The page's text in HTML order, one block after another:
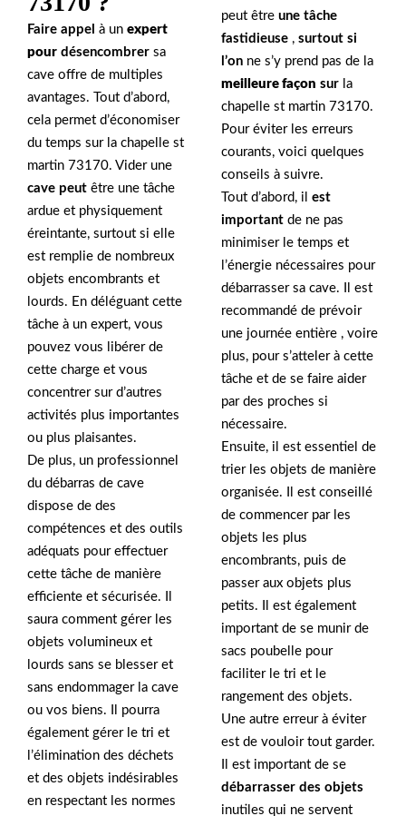
Faire appel à un expert
pour désencombrer sa
cave offre de multiples
avantages. Tout d’abord,
cela permet d’économiser
du temps sur la chapelle st
martin 73170. Vider une
cave peut être une tâche
ardue et physiquement
éreintante, surtout si elle
est remplie de nombreux
objets encombrants et
lourds. En déléguant cette
tâche à un expert, vous
pouvez vous libérer de
cette charge et vous
concentrer sur d’autres
activités plus importantes
ou plus plaisantes.
De plus, un professionnel
du débarras de cave
dispose de des
compétences et des outils
adéquats pour effectuer
cette tâche de manière
efficiente et sécurisée. Il
saura comment gérer les
objets volumineux et
lourds sans se blesser et
sans endommager la cave
ou vos biens. Il pourra
également gérer le tri et
l’élimination des déchets
et des objets indésirables
en respectant les normes
peut être une tâche
fastidieuse , surtout si
l’on ne s’y prend pas de la
meilleure façon sur la
chapelle st martin 73170.
Pour éviter les erreurs
courants, voici quelques
conseils à suivre.
Tout d’abord, il est
important de ne pas
minimiser le temps et
l’énergie nécessaires pour
débarrasser sa cave. Il est
recommandé de prévoir
une journée entière , voire
plus, pour s’atteler à cette
tâche et de se faire aider
par des proches si
nécessaire.
Ensuite, il est essentiel de
trier les objets de manière
organisée. Il est conseillé
de commencer par les
objets les plus
encombrants, puis de
passer aux objets plus
petits. Il est également
important de se munir de
sacs poubelle pour
faciliter le tri et le
rangement des objets.
Une autre erreur à éviter
est de vouloir tout garder.
Il est important de se
débarrasser des objets
inutiles qui ne servent